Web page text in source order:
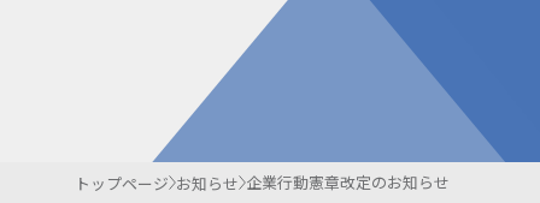
お問い合わせ 開発・導入実績
よくあるご質問
トップページ お知らせ 企業行動憲章改定のお知らせ